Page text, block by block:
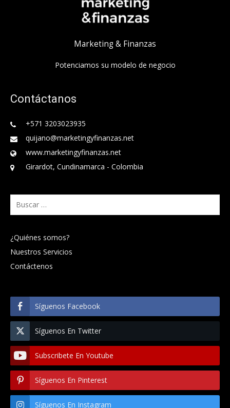
Marketing & Finanzas
Potenciamos su modelo de negocio
Contáctanos
+571 3203023935
quijano@marketingyfinanzas.net
www.marketingyfinanzas.net
Girardot, Cundinamarca - Colombia
Buscar:
¿Quiénes somos?
Nuestros Servicios
Contáctenos
Síguenos Facebook
Síguenos En Twitter
Subscribete En Youtube
Síguenos En Pinterest
Síguenos En Instagram